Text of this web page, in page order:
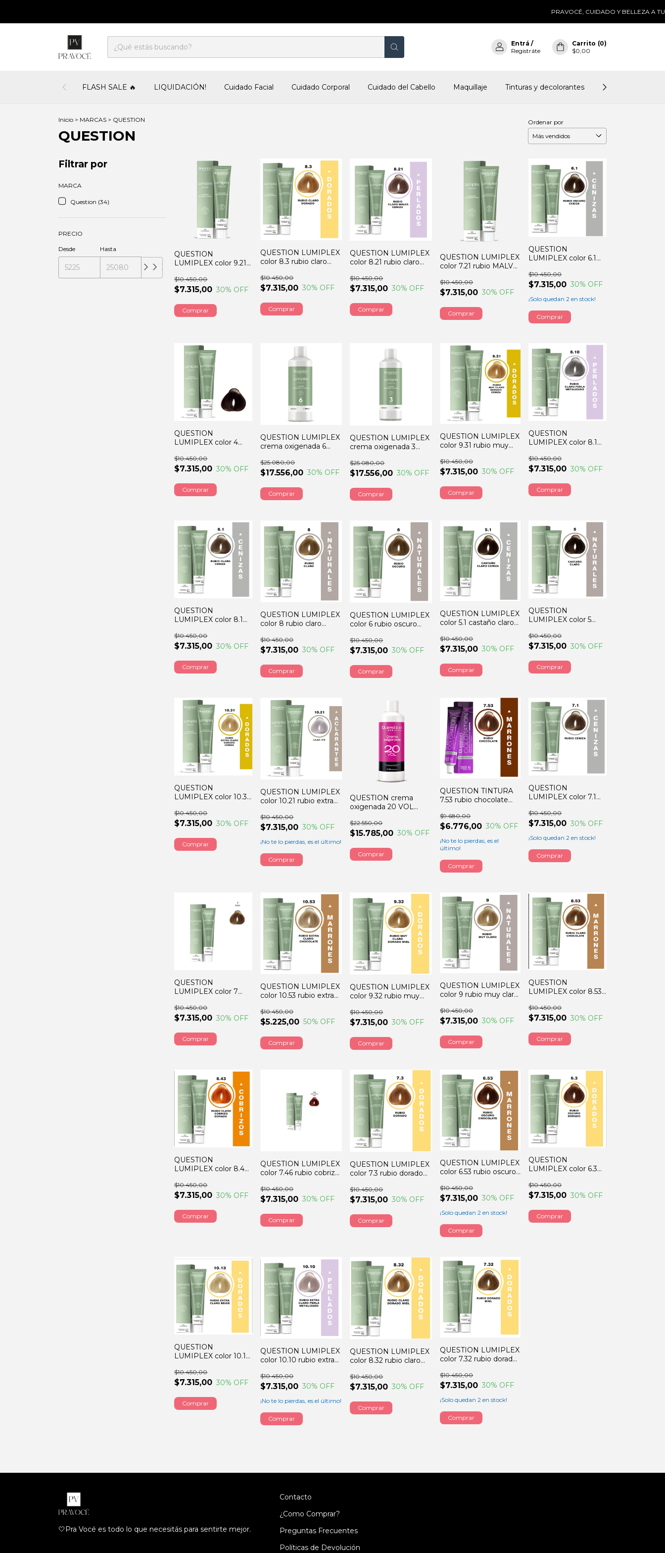
PRAVOCÉ, CUIDADO Y BELLEZA A TU
Entrá /
Registráte
Carrito (0)
$0,00
FLASH SALE 🔥 LIQUIDACIÓN! Cuidado Facial Cuidado Corporal Cuidado del Cabello Maquillaje Tinturas y decolorantes Insumos para
Inicio > MARCAS > QUESTION
QUESTION
Ordenar por
Filtrar por
MARCA
Question (34)
PRECIO
Desde Hasta
QUESTION
LUMIPLEX color 9.21
ceniza 60GRS
$7.315,00
$10.450,00
30% OFF
QUESTION LUMIPLEX
color 8.3 rubio claro
$7.315,00
$10.450,00
30% OFF
QUESTION LUMIPLEX
color 8.21 rubio claro
$7.315,00
$10.450,00
30% OFF
QUESTION LUMIPLEX
color 7.21 rubio MALVA
$7.315,00
$10.450,00
30% OFF
QUESTION
LUMIPLEX color 6.1
60GRS
$7.315,00
$10.450,00
30% OFF
¡Solo quedan2 en stock!
QUESTION
LUMIPLEX color 4
$7.315,00
$10.450,00
30% OFF
QUESTION LUMIPLEX
crema oxigenada 6
$17.556,00
$25.080,00
30% OFF
QUESTION LUMIPLEX
crema oxigenada 3
$17.556,00
$25.080,00
30% OFF
QUESTION LUMIPLEX
color 9.31 rubio muy
60GRS
$7.315,00
$10.450,00
30% OFF
QUESTION
LUMIPLEX color 8.10
60GRS
$7.315,00
$10.450,00
30% OFF
QUESTION
LUMIPLEX color 8.1
60GRS
$7.315,00
$10.450,00
30% OFF
QUESTION LUMIPLEX
color 8 rubio claro
$7.315,00
$10.450,00
30% OFF
QUESTION LUMIPLEX
color 6 rubio oscuro
$7.315,00
$10.450,00
30% OFF
QUESTION LUMIPLEX
color 5.1 castaño claro
$7.315,00
$10.450,00
30% OFF
QUESTION
LUMIPLEX color 5
$7.315,00
$10.450,00
30% OFF
QUESTION
LUMIPLEX color 10.31
dorado beige 60GRS
$7.315,00
$10.450,00
30% OFF
QUESTION LUMIPLEX
color 10.21 rubio extra
60GRS
$7.315,00
$10.450,00
30% OFF
¡No te lo pierdas, es el último!
QUESTION crema
oxigenada 20 VOL
$15.785,00
$22.550,00
30% OFF
QUESTION TINTURA
7.53 rubio chocolate
$6.776,00
$9.680,00
30% OFF
¡No te lo pierdas, es el
último!
QUESTION
LUMIPLEX color 7.1
$7.315,00
$10.450,00
30% OFF
¡Solo quedan2 en stock!
QUESTION
LUMIPLEX color 7
$7.315,00
$10.450,00
30% OFF
QUESTION LUMIPLEX
color 10.53 rubio extra
$5.225,00
$10.450,00
50% OFF
QUESTION LUMIPLEX
color 9.32 rubio muy
$7.315,00
$10.450,00
30% OFF
QUESTION LUMIPLEX
color 9 rubio muy claro
$7.315,00
$10.450,00
30% OFF
QUESTION
LUMIPLEX color 8.53
60GRS
$7.315,00
$10.450,00
30% OFF
QUESTION
LUMIPLEX color 8.43
dorado 60GRS
$7.315,00
$10.450,00
30% OFF
QUESTION LUMIPLEX
color 7.46 rubio cobrizo
$7.315,00
$10.450,00
30% OFF
QUESTION LUMIPLEX
color 7.3 rubio dorado
$7.315,00
$10.450,00
30% OFF
QUESTION LUMIPLEX
color 6.53 rubio oscuro
$7.315,00
$10.450,00
30% OFF
¡Solo quedan2 en stock!
QUESTION
LUMIPLEX color 6.3
60GRS
$7.315,00
$10.450,00
30% OFF
QUESTION
LUMIPLEX color 10.13
chocolate 60GRS
$7.315,00
$10.450,00
30% OFF
QUESTION LUMIPLEX
color 10.10 rubio extra
$7.315,00
$10.450,00
30% OFF
¡No te lo pierdas, es el último!
QUESTION LUMIPLEX
color 8.32 rubio claro
$7.315,00
$10.450,00
30% OFF
QUESTION LUMIPLEX
color 7.32 rubio dorado
$7.315,00
$10.450,00
30% OFF
¡Solo quedan2 en stock!
🤍Pra Vocé es todo lo que necesitás para sentirte mejor.
Contacto
¿Como Comprar?
Preguntas Frecuentes
Políticas de Devolución